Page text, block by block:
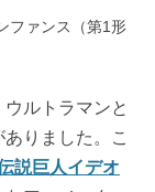
ファンス（第1形
ルトラマンと
りました。こ
伝説巨人イデオ